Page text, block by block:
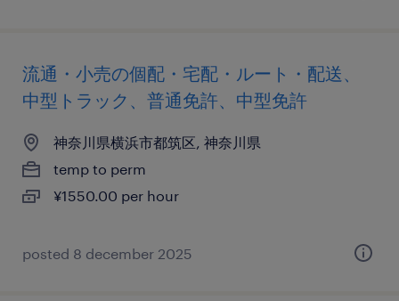
流通・小売の個配・宅配・ルート・配送、
中型トラック、普通免許、中型免許
神奈川県横浜市都筑区, 神奈川県
temp to perm
¥1550.00 per hour
posted 8 december 2025